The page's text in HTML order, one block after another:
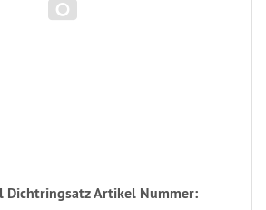
Dichtringsatz Artikel Nummer: